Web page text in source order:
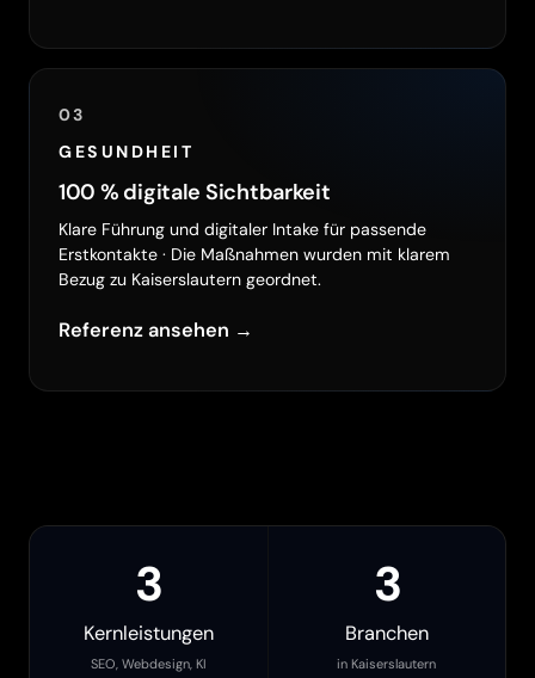
03
GESUNDHEIT
100 % digitale Sichtbarkeit
Klare Führung und digitaler Intake für passende
Erstkontakte · Die Maßnahmen wurden mit klarem
Bezug zu Kaiserslautern geordnet.
Referenz ansehen →
3
Kernleistungen
SEO, Webdesign, KI
3
Branchen
in Kaiserslautern